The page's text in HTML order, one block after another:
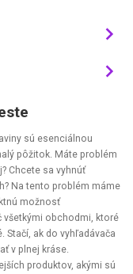
sú esenciálnou
pôžitok. Máte problém
Chcete sa vyhnúť
Na tento problém máme
možnosť
všetkými obchodmi, ktoré
Stačí, ak do vyhľadávača
v plnej kráse.
produktov, akými sú